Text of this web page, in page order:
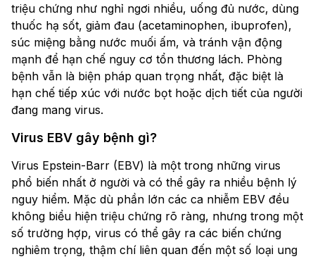
triệu chứng như nghỉ ngơi nhiều, uống đủ nước, dùng
thuốc hạ sốt, giảm đau (acetaminophen, ibuprofen),
súc miệng bằng nước muối ấm, và tránh vận động
mạnh để hạn chế nguy cơ tổn thương lách. Phòng
bệnh vẫn là biện pháp quan trọng nhất, đặc biệt là
hạn chế tiếp xúc với nước bọt hoặc dịch tiết của người
đang mang virus.
Virus EBV gây bệnh gì?
Virus Epstein-Barr (EBV) là một trong những virus
phổ biến nhất ở người và có thể gây ra nhiều bệnh lý
nguy hiểm. Mặc dù phần lớn các ca nhiễm EBV đều
không biểu hiện triệu chứng rõ ràng, nhưng trong một
số trường hợp, virus có thể gây ra các biến chứng
nghiêm trọng, thậm chí liên quan đến một số loại ung